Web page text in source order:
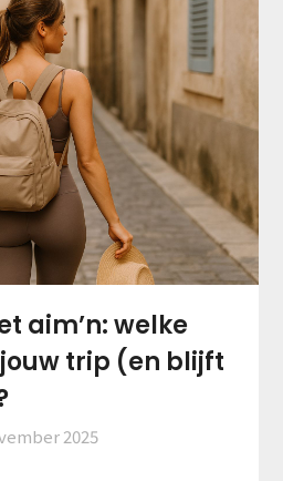
aim’n: welke
trip (en blijft
2025